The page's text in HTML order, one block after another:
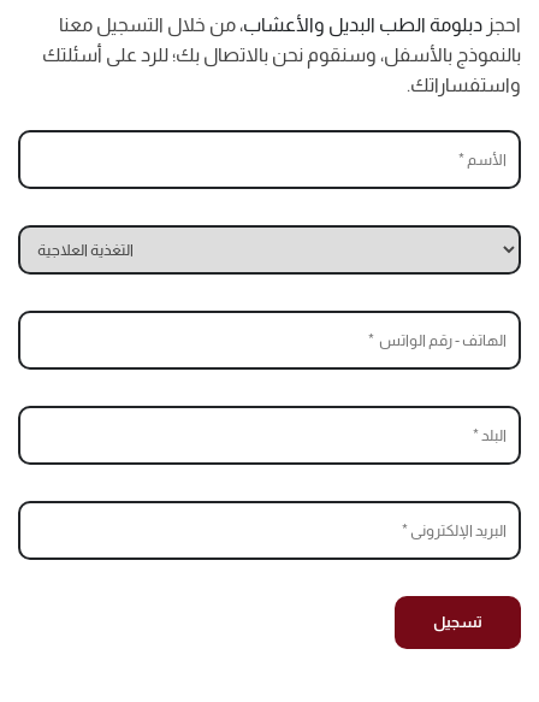
احجز دبلومة الطب البديل والأعشاب، من خلال التسجيل معنا
بالنموذج بالأسفل، وسنقوم نحن بالاتصال بك؛ للرد على أسئلتك
واستفساراتك.